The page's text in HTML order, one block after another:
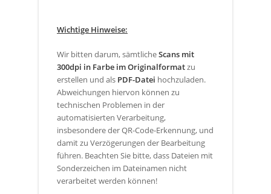
Wichtige Hinweise:
Wir bitten darum, sämtlicheScans mit
300dpi in Farbe im Originalformatzu
erstellen und als PDF-Datei hochzuladen.
Abweichungen hiervon können zu
technischen Problemen in der
automatisierten Verarbeitung,
insbesondere der QR-Code-Erkennung, und
damit zu Verzögerungen der Bearbeitung
führen. Beachten Sie bitte, dass Dateien mit
Sonderzeichen im Dateinamen nicht
verarbeitet werden können!